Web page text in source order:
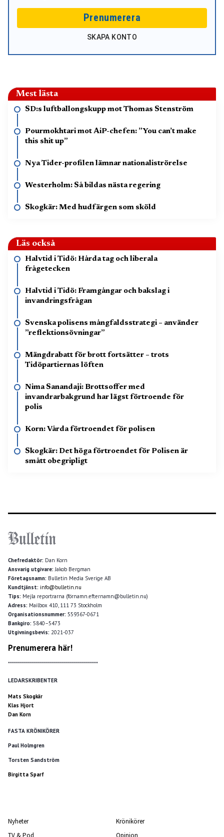
Prenumerera
SKAPA KONTO
Mest lästa
SD:s luftballongskupp mot Thomas Stenström
Pourmokhtari mot AiP-chefen: ”You can’t make
this shit up”
Nya Tider-profilen lämnar nationaliströrelse
Westerholm: Så bildas nästa regering
Skogkär: Med hudfärgen som sköld
Läs också
Halvtid i Tidö: Hårda tag och liberala
frågetecken
Halvtid i Tidö: Framgångar och bakslag i
invandringsfrågan
Svenska polisens mångfaldsstrategi – använder
”reflektionsövningar”
Mängdrabatt för brott fortsätter – trots
Tidöpartiernas löften
Nima Sanandaji: Brottsoffer med
invandrarbakgrund har lägst förtroende för
polis
Korn: Vårda förtroendet för polisen
Skogkär: Det höga förtroendet för Polisen är
smått obegripligt
Chefredaktör: Dan Korn
Ansvarig utgivare: Jakob Bergman
Företagsnamn: Bulletin Media Sverige AB
Kundtjänst: info@bulletin.nu
Tips: Mejla reportrarna (förnamn.efternamn@bulletin.nu)
Adress: Mailbox 410, 111 73 Stockholm
Organisationsnummer: 559367-0671
Bankgiro: 5840–5473
Utgivningsbevis: 2021-037
Prenumerera här!
*********************************************
LEDARSKRIBENTER
Mats Skogkär
Klas Hjort
Dan Korn
FASTA KRÖNIKÖRER
Paul Holmgren
Torsten Sandström
Birgitta Sparf
Nyheter
TV & Pod
Krönikörer
Opinion